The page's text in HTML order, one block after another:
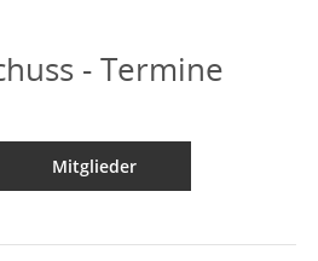
- Termine
Mitglieder